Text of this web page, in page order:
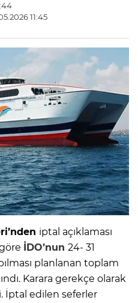
11:45
iptal açıklaması
İDO’nun 24- 31
planlanan toplam
Karara gerekçe olarak
İptal edilen seferler